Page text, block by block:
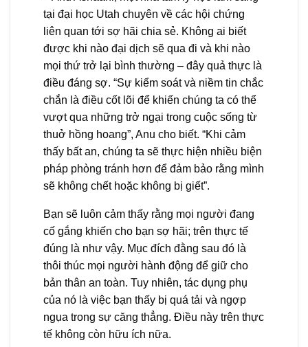
tại đại học Utah chuyên về các hội chứng
liên quan tới sợ hãi chia sẻ. Không ai biết
được khi nào đại dịch sẽ qua đi và khi nào
mọi thứ trở lại bình thường – đây quả thực là
điều đáng sợ. “Sự kiểm soát và niềm tin chắc
chắn là điều cốt lõi để khiến chúng ta có thể
vượt qua những trở ngại trong cuộc sống từ
thuở hồng hoang”, Anu cho biết. “Khi cảm
thấy bất an, chúng ta sẽ thực hiện nhiều biện
pháp phòng tránh hơn để đảm bảo rằng mình
sẽ không chết hoặc không bị giết”.
Bạn sẽ luôn cảm thấy rằng mọi người đang
cố gắng khiến cho bạn sợ hãi; trên thực tế
đúng là như vậy. Mục đích đằng sau đó là
thôi thúc mọi người hành động để giữ cho
bản thân an toàn. Tuy nhiên, tác dụng phụ
của nó là việc bạn thấy bị quá tải và ngợp
ngụa trong sự căng thẳng. Điều này trên thực
tế không còn hữu ích nữa.